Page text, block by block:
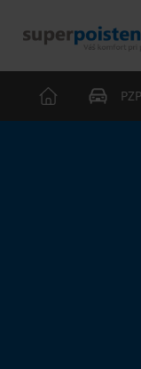
PZP